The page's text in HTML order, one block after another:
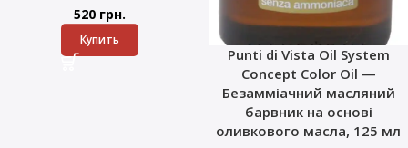
520 грн.
Купить
Punti di Vista Oil System
Concept Color Oil —
Безамміачний масляний
барвник на основі
оливкового масла, 125 мл